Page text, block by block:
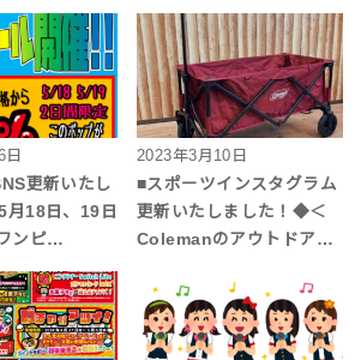
日
更新いたし
18日、19日
ンピ…
2023年3月10日
■スポーツインスタグラム
更新いたしました！◆＜
Colemanのアウトドア…